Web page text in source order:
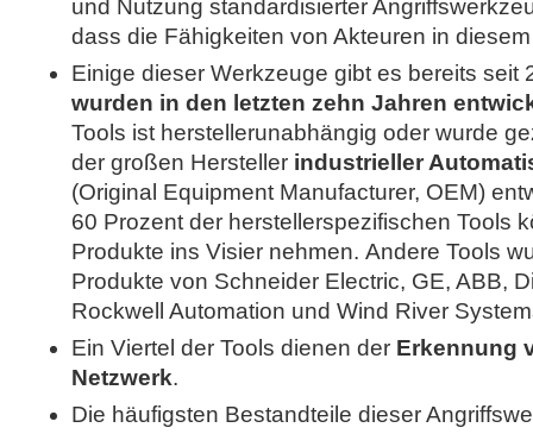
und Nutzung standardisierter
dass die Fähigkeiten von Akteuren in
Einige dieser Werkzeuge gibt es bereits seit
wurden in den letzten zehn Jahren
Tools ist herstellerunabhängig oder wurde
der großen Hersteller industrieller
(Original Equipment Manufacturer, OEM)
60 Prozent der herstellerspezifischen Tools
Produkte ins Visier nehmen. Andere Tools
Produkte von Schneider Electric, GE, ABB,
Rockwell Automation und Wind River
Ein Viertel der Tools dienen der Erkennung
Netzwerk.
Die häufigsten Bestandteile dieser